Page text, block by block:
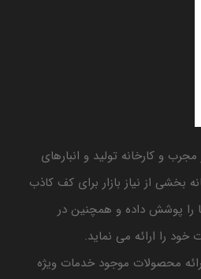
و کارخانه تولید و انبارهای
بخشی از نیاز بازار برای کف کاذب
را پوشش داده و همچنین در
را ارائه می نماید.
محصولات موجود خدمات ویژه